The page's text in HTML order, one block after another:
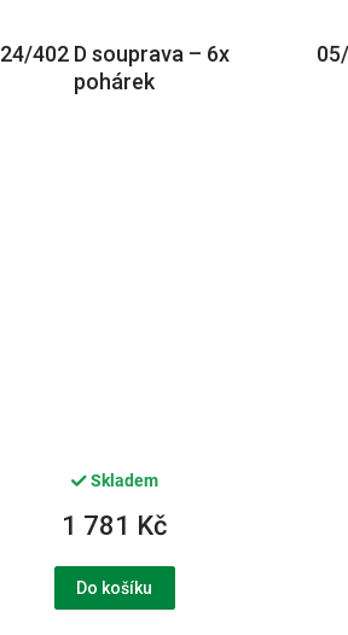
24/402 D souprava – 6x
pohárek
Skladem
1 781 Kč
Do košíku